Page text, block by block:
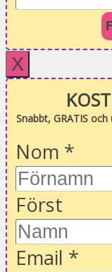
X
Snabbt, GRATIS
Nom *
Först
Email *